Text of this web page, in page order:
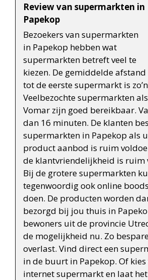
Review van supermarkten in
Papekop
Bezoekers van supermarkten
in Papekop hebben wat
supermarkten betreft veel te
kiezen. De gemiddelde afstand
tot de eerste supermarkt is
Veelbezochte supermarkten
Vomar zijn goed bereikbaar.
dan 16 minuten. De klanten
supermarkten in Papekop als
product aanbod is ruim
de klantvriendelijkheid is ruim
Bij de grotere supermarkten
tegenwoordig ook online
doen. De producten worden
bezorgd bij jou thuis in
bewoners uit de provincie
de mogelijkheid nu. Zo
overlast. Vind direct een
in de buurt in Papekop. Of
internet supermarkt en laat